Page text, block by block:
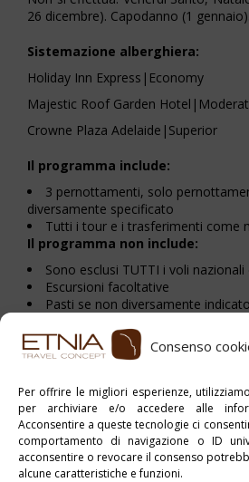
Consenso
Per offrire le migliori esperienze,
per archiviare e/o accedere alle
Acconsentire a queste tecnologie ci
comportamento di navigazione o ID
acconsentire o revocare il consenso
alcune caratteristiche e funzioni.
26 dicembre). Capodanno (1 gennaio).
Sistemazione alberghiera:
Holiday Inn Express|Economy
Majestic Roof Garden
Crowne Plaza Adelaide|Superior
Il programma include:
3 pernottamenti, solo
diversamente specificato
Tutti i tour e i trasferimenti come
Il programma non include:
Sono esclusi TUTTI i voli
Escursioni facoltative
Pasti se non diversamente indicato
Pubblicato in:Australia,myOceania
Tag:Tour di Gruppo